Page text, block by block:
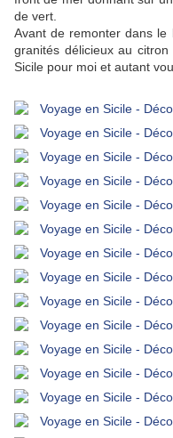
de vert.
Avant de remonter dans
granités délicieux au
Sicile pour moi et autant